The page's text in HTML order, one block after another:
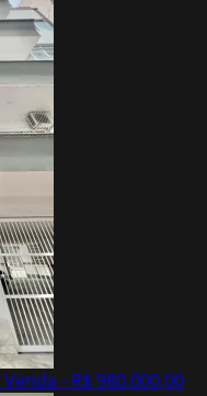
Venda - R$ 980.000,00